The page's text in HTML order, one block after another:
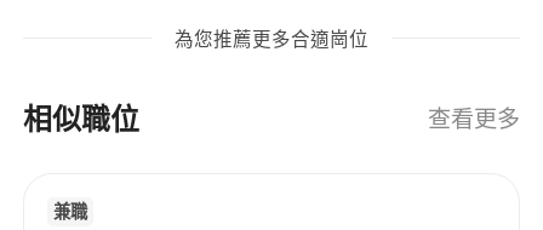
為您推薦更多合適崗位
相似職位 查看更多
兼職